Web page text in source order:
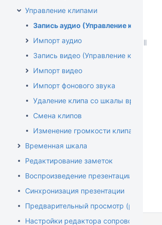
Управление клипами
Запись аудио (Управление клипами)
Импорт аудио
Запись видео (Управление клипами)
Импорт видео
Импорт фонового звука
Удаление клипа со шкалы времени
Смена клипов
Изменение громкости клипа
Временная шкала
Редактирование заметок
Воспроизведение презентации
Синхронизация презентации
Предварительный просмотр (редактор)
Настройки редактора сопровождения